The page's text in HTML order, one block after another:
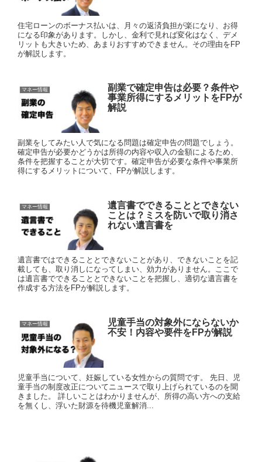
住宅ローンのボーナス払いは、月々の返済負担が楽になり、お得
になる印象があります。しかし、金利で見れば変化はなく、デメ
リットも大きいため、あまりおすすめできません。その理由をFP
が解説します。
マネー情報
副業で確定申告は必要？条件や
事業所得にするメリットをFPが
解説
副業をしてみたい人で気になる問題は確定申告の問題でしょう。
確定申告が必要かどうかは所得の内容や収入の金額によるため、
条件を把握することが大切です。確定申告が必要な条件や事業所
得にするメリットについて、FPが解説します。
マネー情報
遺言書でできることとできない
ことは？ミスを防いで取り消さ
れない遺言書を
遺言書ではできることとできないことがあり、できないことを記
載しても、取り消しになってしまい、効力がありません。ここで
は遺言書でできることとできないことを把握し、適切な遺言書を
作成する方法をFPが解説します。
マネー情報
児童手当の対象外にならないか
不安！内容や要件をFPが解説
児童手当について、妊娠している女性からの質問です。 先日、児
童手当の制度改正についてニュースで取り上げられているのを聞
きました。 詳しいことはわかりませんが、所得の高い方への支給
を無くし、浮いた財源を待機児童解消...